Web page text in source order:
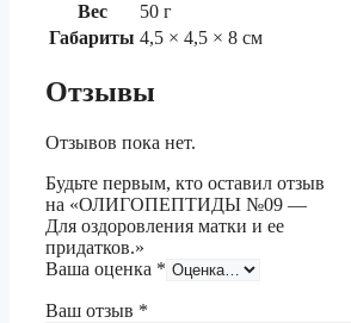
Вес
50 г
Габариты 4,5 × 4,5 × 8 см
Отзывы
Отзывов пока нет.
Будьте первым, кто оставил отзыв
на «ОЛИГОПЕПТИДЫ №09 —
Для оздоровления матки и ее
придатков.»
Ваша оценка *
Ваш отзыв *